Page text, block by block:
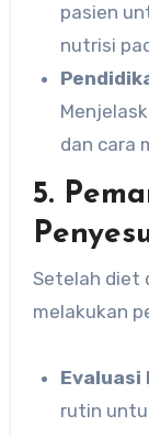
pasien
nutrisi
dan cara
5.
Setelah diet
melakukan
Evaluasi
rutin